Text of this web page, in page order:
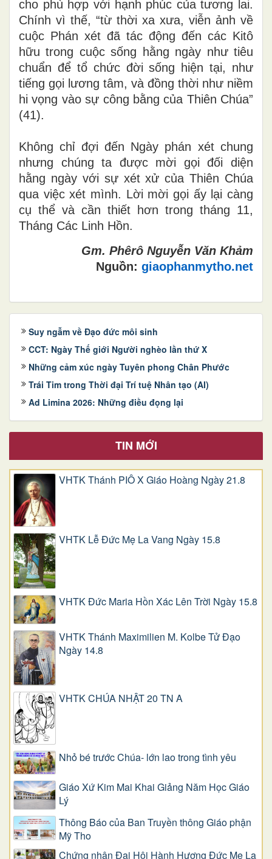
cho phù hợp với hạnh phúc của tương lai.
Chính vì thế, “từ thời xa xưa, viễn ảnh về
cuộc Phán xét đã tác động đến các Kitô
hữu trong cuộc sống hằng ngày như tiêu
chuẩn để tổ chức đời sống hiện tại, như
tiếng gọi lương tâm, và đồng thời như niềm
hi vọng vào sự công bằng của Thiên Chúa”
(41).
Không chỉ đợi đến Ngày phán xét chung
nhưng chúng ta được mời gọi đối diện
hằng ngày với sự xét xử của Thiên Chúa
qua việc xét mình. Lời mời gọi ấy lại càng
cụ thể và cần thiết hơn trong tháng 11,
Tháng Các Linh Hồn.
Gm. Phêrô Nguyễn Văn Khảm
Nguồn: giaophanmytho.net
Suy ngẫm về Đạo đức môi sinh
CCT: Ngày Thế giới Người nghèo lần thứ X
Những cảm xúc ngày Tuyên phong Chân Phước
Trái Tim trong Thời đại Trí tuệ Nhân tạo (AI)
Ad Limina 2026: Những điều đọng lại
TIN MỚI
VHTK Thánh PIÔ X Giáo Hoàng Ngày 21.8
VHTK Lễ Đức Mẹ La Vang Ngày 15.8
VHTK Đức Maria Hồn Xác Lên Trời Ngày 15.8
VHTK Thánh Maximilien M. Kolbe Tử Đạo
Ngày 14.8
VHTK CHÚA NHẬT 20 TN A
Nhỏ bé trước Chúa- lớn lao trong tình yêu
Giáo Xứ Kim Mai Khai Giảng Năm Học Giáo
Lý
Thông Báo của Ban Truyền thông Giáo phận
Mỹ Tho
Chứng nhân Đại Hội Hành Hương Đức Mẹ La